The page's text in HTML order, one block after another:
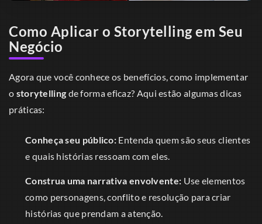
Como Aplicar o Storytelling em Seu
Negócio
Agora que você conhece os benefícios, como implementar
o storytelling de forma eficaz? Aqui estão algumas dicas
práticas:
Conheça seu público: Entenda quem são seus clientes
e quais histórias ressoam com eles.
Construa uma narrativa envolvente: Use elementos
como personagens, conflito e resolução para criar
histórias que prendam a atenção.